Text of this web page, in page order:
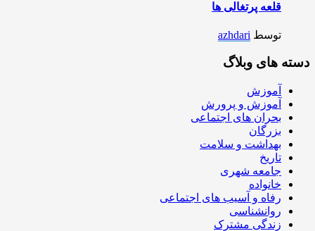
قلعه پرتغالی ها
توسط azhdari
دسته های وبلاگ
آموزش
آموزش و پرورش
بحران های اجتماعی
بزرگان
بهداشت و سلامت
تاریخ
جامعه شهری
خانواده
رفاه و آسیب های اجتماعی
روانشناسی
زندگی مشترک